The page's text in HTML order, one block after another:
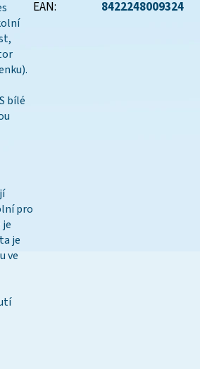
bílé
pro
je
ve
EAN: 8422248009324